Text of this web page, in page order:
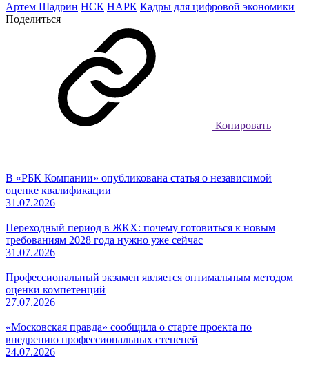
Артем Шадрин НСК НАРК Кадры для цифровой экономики
Поделиться
Копировать
В «РБК Компании» опубликована статья о независимой
оценке квалификации
31.07.2026
Переходный период в ЖКХ: почему готовиться к новым
требованиям 2028 года нужно уже сейчас
31.07.2026
Профессиональный экзамен является оптимальным методом
оценки компетенций
27.07.2026
«Московская правда» сообщила о старте проекта по
внедрению профессиональных степеней
24.07.2026